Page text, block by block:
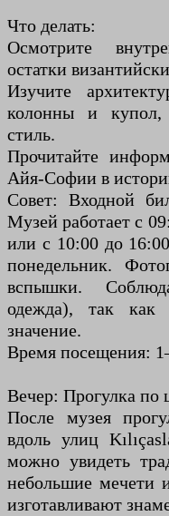
Что делать:
Осмотрите
остатки
Изучите
колонны и купол,
стиль.
Прочитайте
Айя-Софии в
Совет: Входной
Музей работает с
или с 10:00 до
понедельник.
вспышки.
одежда), так как
значение.
Время посещения:
Вечер: Прогулка по
После музея
вдоль улиц
можно увидеть
небольшие мечети
изготавливают